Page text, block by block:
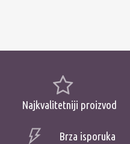
Najkvalitetniji proizvod
Brza isporuka